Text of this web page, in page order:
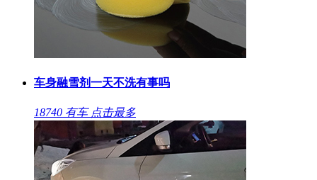
车身融雪剂一天不洗有事吗
18740 有车 点击最多